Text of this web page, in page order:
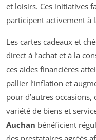
et loisirs. Ces initiatives
participent activement à
Les cartes cadeaux et
direct à l’achat et à la
ces aides financières
pallier l’inflation et
pour d’autres occasions,
variété de biens et
Auchan bénéficient